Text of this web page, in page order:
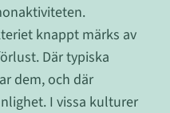
knappt märks av
Där typiska
dem, och där
I vissa kulturer